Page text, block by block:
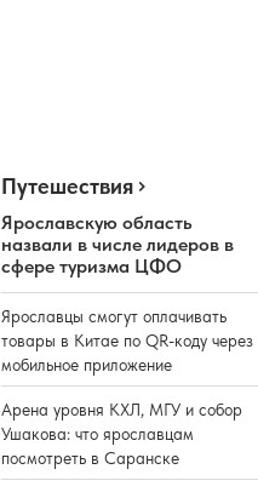
Путешествия
Ярославскую область
назвали в числе лидеров в
сфере туризма ЦФО
Ярославцы смогут оплачивать
товары в Китае по QR-коду через
мобильное приложение
Арена уровня КХЛ, МГУ и собор
Ушакова: что ярославцам
посмотреть в Саранске